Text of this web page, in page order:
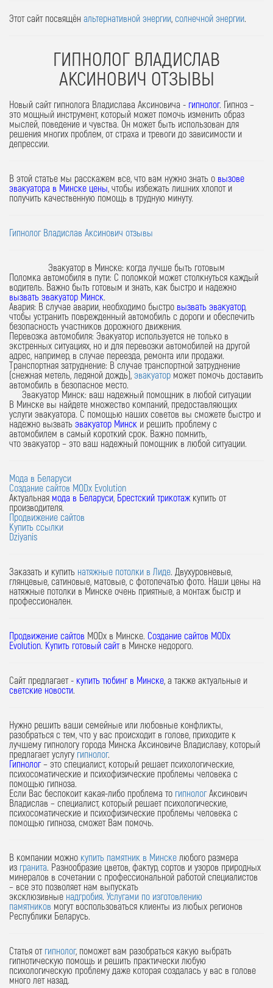
Этот сайт посвящён альтернативной энергии, солнечной энергии.
ГИПНОЛОГ ВЛАДИСЛАВ
АКСИНОВИЧ ОТЗЫВЫ
Новый сайт гипнолога Владислава Аксиновича - гипнолог. Гипноз –
это мощный инструмент, который может помочь изменить образ
мыслей, поведение и чувства. Он может быть использован для
решения многих проблем, от страха и тревоги до зависимости и
депрессии.
В этой статье мы расскажем все, что вам нужно знать о вызове
эвакуатора в Минске цены, чтобы избежать лишних хлопот и
получить качественную помощь в трудную минуту.
Гипнолог Владислав Аксинович отзывы
Эвакуатор в Минске: когда лучше быть готовым
Поломка автомобиля в пути: С поломкой может столкнуться каждый
водитель. Важно быть готовым и знать, как быстро и надежно
вызвать эвакуатор Минск.
Авария: В случае аварии, необходимо быстро вызвать эвакуатор,
чтобы устранить поврежденный автомобиль с дороги и обеспечить
безопасность участников дорожного движения.
Перевозка автомобиля: Эвакуатор используется не только в
экстренных ситуациях, но и для перевозки автомобилей на другой
адрес, например, в случае переезда, ремонта или продажи.
Транспортная затруднение: В случае транспортной затруднение
(снежная метель, ледяной дождь), эвакуатор может помочь доставить
автомобиль в безопасное место.
Эвакуатор Минск: ваш надежный помощник в любой ситуации
В Минске вы найдете множество компаний, предоставляющих
услуги эвакуатора. С помощью наших советов вы сможете быстро и
надежно вызвать эвакуатор Минск и решить проблему с
автомобилем в самый короткий срок. Важно помнить,
что эвакуатор – это ваш надежный помощник в любой ситуации.
Мода в Беларуси
Создание сайтов MODx Evolution
Актуальная мода в Беларуси, Брестский трикотаж купить от
производителя.
Продвижение сайтов
Купить ссылки
Dziyanis
Заказать и купить натяжные потолки в Лиде. Двухуровневые,
глянцевые, сатиновые, матовые, с фотопечатью фото. Наши цены на
натяжные потолки в Минске очень приятные, а монтаж быстр и
профессионален.
Продвижение сайтов MODx в Минске. Создание сайтов MODx
Evolution. Купить готовый сайтв Минске недорого.
Сайт предлагает - купить тюбинг в Минске, а также актуальные и
светские новости.
Нужно решить ваши семейные или любовные конфликты,
разобраться с тем, что у вас происходит в голове, приходите к
лучшему гипнологу города Минска Аксиновиче Владиславу, который
предлагает услугу гипнолог.
Гипнолог– это специалист, который решает психологические,
психосоматические и психофизические проблемы человека с
помощью гипноза.
Если Вас беспокоит какая-либо проблема то гипнологАксинович
Владислав – специалист, который решает психологические,
психосоматические и психофизические проблемы человека с
помощью гипноза, сможет Вам помочь.
В компании можно купить памятник в Минске любого размера
из гранита. Разнообразие цветов, фактур, сортов и узоров природных
минералов в сочетании с профессиональной работой специалистов
– все это позволяет нам выпускать
эксклюзивные надгробия. Услугами по изготовлению
памятников могут воспользоваться клиенты из любых регионов
Республики Беларусь.
Статья от гипнолог, поможет вам разобраться какую выбрать
гипнотическую помощь и решить практически любую
психологическую проблему даже которая создалась у вас в голове
много лет назад.